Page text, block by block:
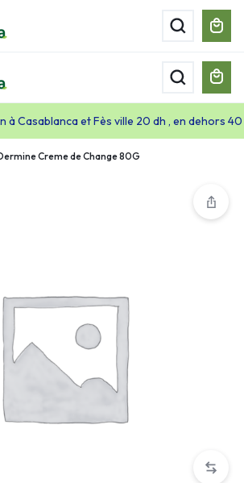
à Casablanca et Fès ville 20 dh , en dehors
Creme de Change 80G